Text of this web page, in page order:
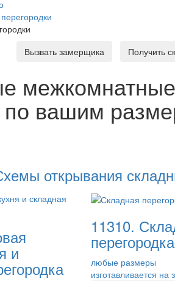
Вызвать замерщика Получить
по вашим
открывания
и
11310.
любые размеры
изготавливается на